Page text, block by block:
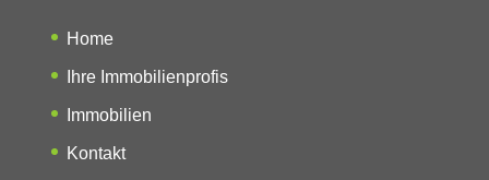
Home
Ihre Immobilienprofis
Immobilien
Kontakt